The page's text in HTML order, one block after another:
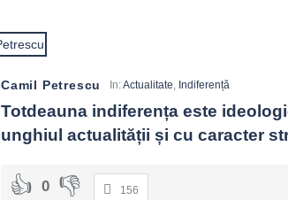
Camil Petrescu In:Actualitate, Indiferență
Totdeauna indiferența este
unghiul actualității și cu caracter
0 156